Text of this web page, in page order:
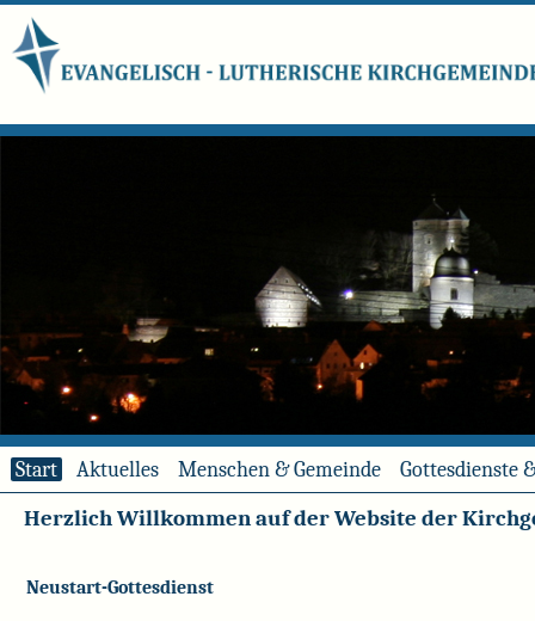
Start Aktuelles Menschen & Gemeinde Gottesdienste
Herzlich Willkommen auf der Website der
Neustart-Gottesdienst